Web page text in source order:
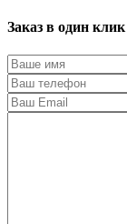
Заказ в один клик